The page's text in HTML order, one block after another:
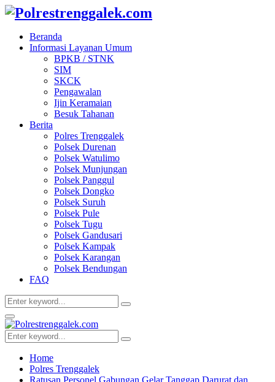
Beranda
Informasi Layanan Umum
BPKB / STNK
SIM
SKCK
Pengawalan
Ijin Keramaian
Besuk Tahanan
Berita
Polres Trenggalek
Polsek Durenan
Polsek Watulimo
Polsek Munjungan
Polsek Panggul
Polsek Dongko
Polsek Suruh
Polsek Pule
Polsek Tugu
Polsek Gandusari
Polsek Kampak
Polsek Karangan
Polsek Bendungan
FAQ
Search
for:
Search
Facebook
Twitter
Youtube
Primary
Menu
Search
for:
Search
Home
Polres Trenggalek
Ratusan Personel Gabungan Gelar Tanggap Darurat dan